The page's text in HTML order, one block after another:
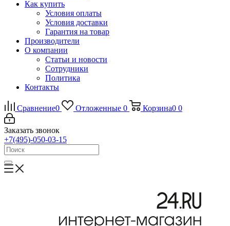
Как купить
Условия оплаты
Условия доставки
Гарантия на товар
Производители
О компании
Статьи и новости
Сотрудники
Политика
Контакты
Сравнение0 Отложенные 0 Корзина0 0
Заказать звонок
+7(495)-050-03-15